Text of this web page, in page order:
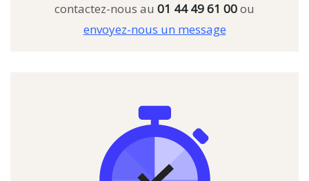
contactez-nous au 01 44 49 61 00ou
envoyez-nous un message